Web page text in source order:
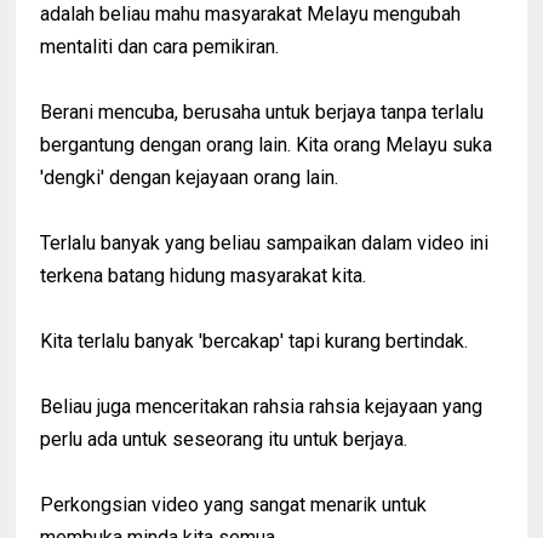
adalah beliau mahu masyarakat Melayu mengubah
mentaliti dan cara pemikiran.
Berani mencuba, berusaha untuk berjaya tanpa terlalu
bergantung dengan orang lain. Kita orang Melayu suka
'dengki' dengan kejayaan orang lain.
Terlalu banyak yang beliau sampaikan dalam video ini
terkena batang hidung masyarakat kita.
Kita terlalu banyak 'bercakap' tapi kurang bertindak.
Beliau juga menceritakan rahsia rahsia kejayaan yang
perlu ada untuk seseorang itu untuk berjaya.
Perkongsian video yang sangat menarik untuk